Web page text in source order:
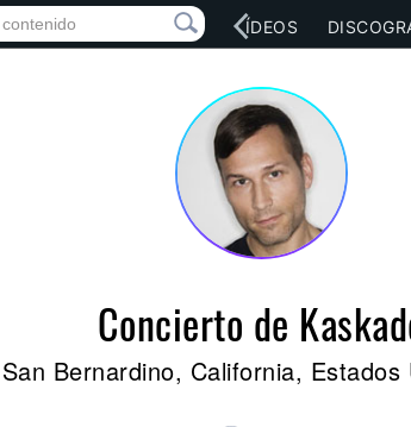
RED SOCIAL MÚSICA VÍDEOS
Concierto de
Bernardino, California, Estados